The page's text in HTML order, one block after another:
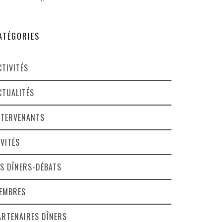
DÎNERS-DÉBATS
DÎNERS